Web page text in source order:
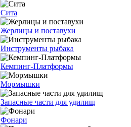
Сита
Жерлицы и поставухи
Инструменты рыбака
Кемпинг-Платформы
Мормышки
Запасные части для удилищ
Фонари